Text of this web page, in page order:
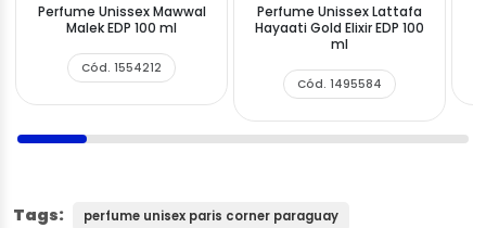
Perfume Unissex Mawwal
Malek EDP 100 ml
Cód. 1554212
Perfume Unissex Lattafa
Hayaati Gold Elixir EDP 100
ml
Cód. 1495584
Tags: perfume unisex paris corner paraguay